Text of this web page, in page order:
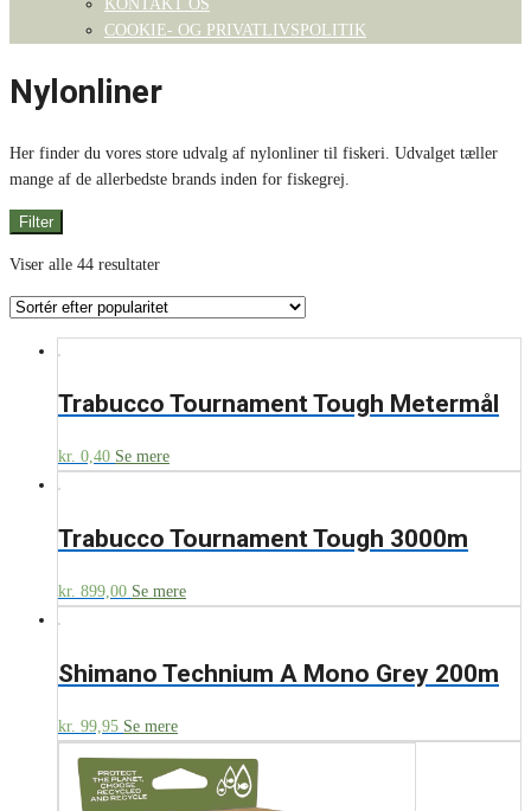
KONTAKT OS
COOKIE- OG PRIVATLIVSPOLITIK
Nylonliner
Her finder du vores store udvalg af nylonliner til fiskeri. Udvalget tæller
mange af de allerbedste brands inden for fiskegrej.
Filter
Viser alle 44 resultater
Trabucco Tournament Tough Metermål
kr. 0,40 Se mere
Trabucco Tournament Tough 3000m
kr. 899,00 Se mere
Shimano Technium A Mono Grey 200m
kr. 99,95 Se mere